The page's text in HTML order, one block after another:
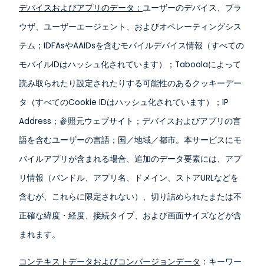
デバイスおよびアプリのデータ： ユーザーのデバイス、ブラ
ウザ、ユーザーエージェント、およびオペレーティングシス
テム；IDFAsやAAIDsを含むモバイルデバイス情報（すべての
モバイルIDはハッシュ化されています）；Taboolaによって
読み取られたり設定されたりする可能性のあるクッキーデー
タ（すべてのCookie IDはハッシュ化されています）；IP
Address；参照元ウェブサイト；デバイスおよびアプリの言
語を含むユーザーの言語；国／地域／都市。本サービスにモ
バイルアプリが含まれる場合、追加のデータ要素には、アプ
リ情報（バンドル、アプリ名、ドメイン、ストアURLなどを
含むが、これらに限定されない）、切り詰められたまたは不
正確な緯度・経度、接続タイプ、および画面サイズなどが含
まれます。
コンテキストデータおよびコンバージョンデータ ：キーワー